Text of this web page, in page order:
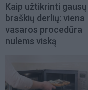
Kaip užtikrinti gausų
braškių derlių: viena
vasaros procedūra
nulems viską